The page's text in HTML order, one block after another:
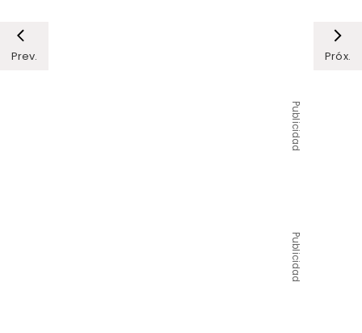
Prev. Próx.
Publicidad
Publicidad